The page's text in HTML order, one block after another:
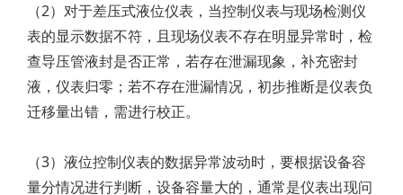
（2）对于差压式液位仪表，当控制仪表与现场检测仪
表的显示数据不符，且现场仪表不存在明显异常时，检
查导压管液封是否正常，若存在泄漏现象，补充密封
液，仪表归零；若不存在泄漏情况，初步推断是仪表负
迁移量出错，需进行校正。
（3）液位控制仪表的数据异常波动时，要根据设备容
量分情况进行判断，设备容量大的，通常是仪表出现问